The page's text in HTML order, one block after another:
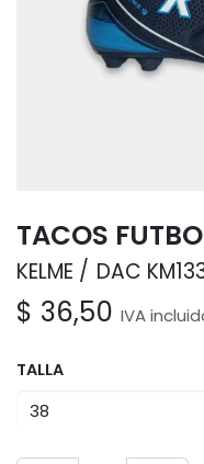
TACOS
KELME DAC
$ 36,50 IVA
TALLA